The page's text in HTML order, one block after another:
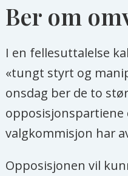
Ber om
I en fellesuttalelse
«tungt styrt og
onsdag ber de to
opposisjonspartiene
valgkommisjon har
Opposisjonen vil